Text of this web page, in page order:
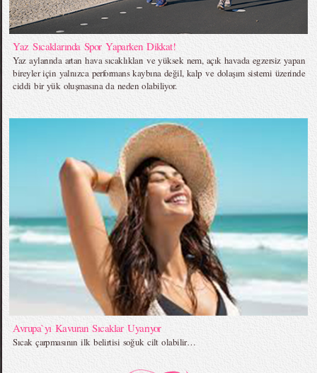
Yaz Sıcaklarında Spor Yaparken Dikkat!
Yaz aylarında artan hava sıcaklıkları ve yüksek nem, açık havada egzersiz yapan
bireyler için yalnızca performans kaybına değil, kalp ve dolaşım sistemi üzerinde
ciddi bir yük oluşmasına da neden olabiliyor.
Avrupa`yı Kavuran Sıcaklar Uyarıyor
Sıcak çarpmasının ilk belirtisi soğuk cilt olabilir…